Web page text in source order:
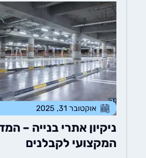
אוקטובר 31, 2025
ניקיון אתרי בנייה – המדריך
המקצועי לקבלנים